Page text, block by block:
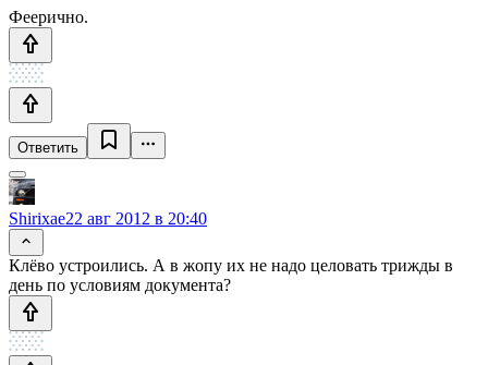
Феерично.
Ответить
Shirixae22 авг 2012 в 20:40
Клёво устроились. А в жопу их не надо целовать трижды в
день по условиям документа?